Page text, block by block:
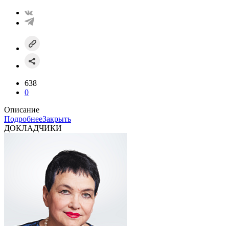
638
0
Описание
ПодробнееЗакрыть
ДОКЛАДЧИКИ